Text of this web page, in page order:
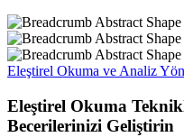
Eleştirel Okuma ve Analiz
Eleştirel Okuma
Becerilerinizi Geliştirin